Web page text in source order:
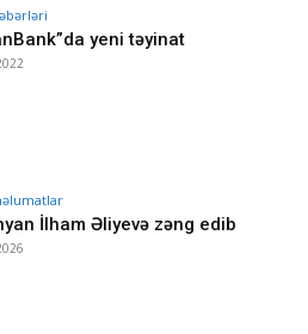
yeni təyinat
İlham Əliyevə zəng edib